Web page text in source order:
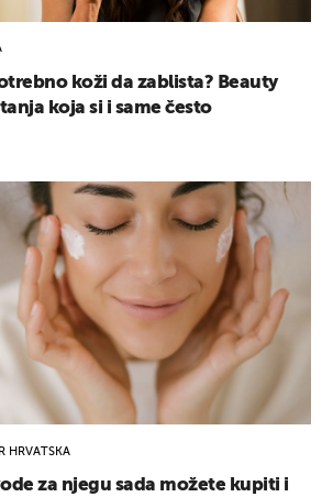
koži da zablista? Beauty
koja si i same često
HRVATSKA
za njegu sada možete kupiti i